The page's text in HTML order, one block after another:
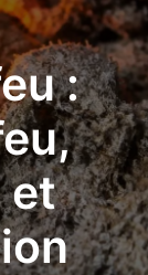
:
et